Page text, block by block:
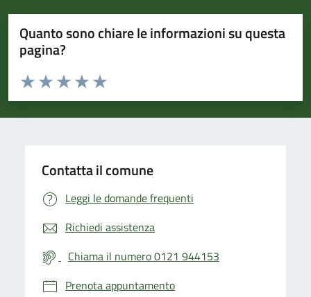
Quanto sono chiare le informazioni su questa
pagina?
Valuta da 1 a 5 stelle la pagina
Valuta 5 stelle su 5
Valuta 4 stelle su 5
Valuta 3 stelle su 5
Valuta 2 stelle su 5
Valuta 1 stelle su 5
Contatta il comune
Leggi le domande frequenti
Richiedi assistenza
Chiama il numero 0121 944153
Prenota appuntamento